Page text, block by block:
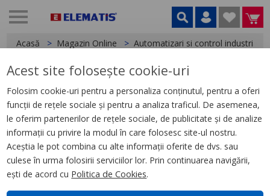
Acasă Magazin Online Automatizari si control industrial
< Relee
Releu Ambrosabil de Interfata,
Zelio Rxg, 2 C/O Transparent,
230 V Ca, 5 A
Acest site folosește cookie-uri
Folosim cookie-uri pentru a personaliza conținutul, pentru a oferi
funcții de rețele sociale și pentru a analiza traficul. De asemenea,
le oferim partenerilor de rețele sociale, de publicitate și de analize
informații cu privire la modul în care folosesc site-ul nostru.
Aceștia le pot combina cu alte informații oferite de dvs. sau
culese în urma folosirii serviciilor lor. Prin continuarea navigării,
ești de acord cu Politica de Cookies.